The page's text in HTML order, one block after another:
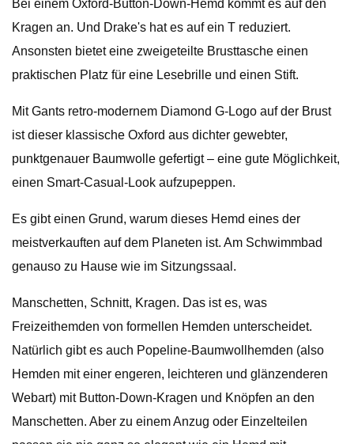
Bei einem Oxford-Button-Down-Hemd kommt es auf den
Kragen an. Und Drake's hat es auf ein T reduziert.
Ansonsten bietet eine zweigeteilte Brusttasche einen
praktischen Platz für eine Lesebrille und einen Stift.
Mit Gants retro-modernem Diamond G-Logo auf der Brust
ist dieser klassische Oxford aus dichter gewebter,
punktgenauer Baumwolle gefertigt – eine gute Möglichkeit,
einen Smart-Casual-Look aufzupeppen.
Es gibt einen Grund, warum dieses Hemd eines der
meistverkauften auf dem Planeten ist. Am Schwimmbad
genauso zu Hause wie im Sitzungssaal.
Manschetten, Schnitt, Kragen. Das ist es, was
Freizeithemden von formellen Hemden unterscheidet.
Natürlich gibt es auch Popeline-Baumwollhemden (also
Hemden mit einer engeren, leichteren und glänzenderen
Webart) mit Button-Down-Kragen und Knöpfen an den
Manschetten. Aber zu einem Anzug oder Einzelteilen